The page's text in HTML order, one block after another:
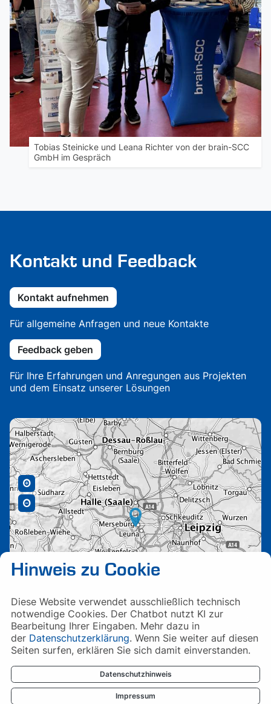
Hinweis zu Cookie
Diese Website verwendet ausschließlich technisch
notwendige Cookies. Der Chatbot nutzt KI zur
Bearbeitung Ihrer Eingaben. Mehr dazu in
der Datenschutzerklärung. Wenn Sie weiter auf diesen
Seiten surfen, erklären Sie sich damit einverstanden.
Datenschutzhinweis
Impressum
Tobias Steinicke und Leana Richter von der brain-SCC
GmbH im Gespräch
Kontakt und Feedback
Kontakt aufnehmen
Für allgemeine Anfragen und neue Kontakte
Feedback geben
Für Ihre Erfahrungen und Anregungen aus Projekten
und dem Einsatz unserer Lösungen
Impressum